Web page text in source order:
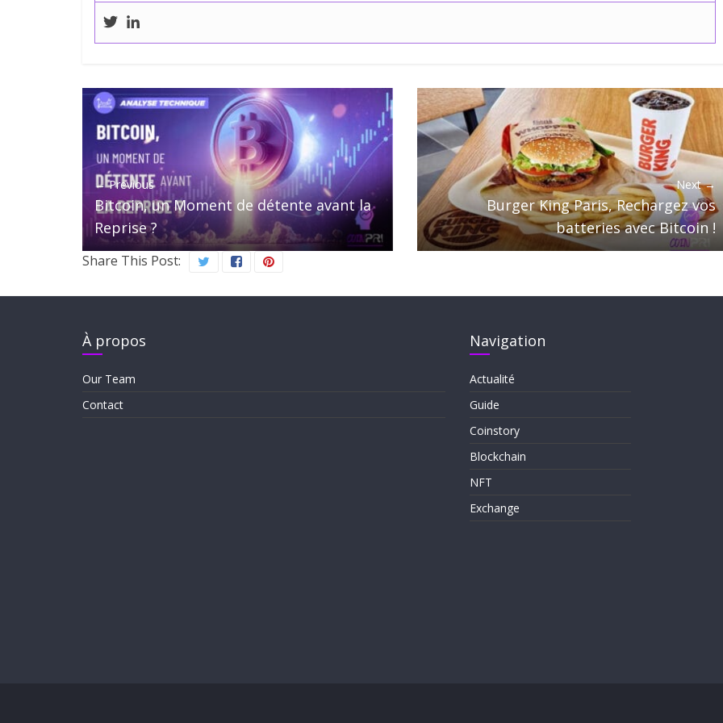
← Previous
Bitcoin, un Moment de détente avant la
Reprise ?
Next →
Burger King Paris, Rechargez vos
batteries avec Bitcoin !
Share This Post:
À propos
Our Team
Contact
Navigation
Actualité
Guide
Coinstory
Blockchain
NFT
Exchange